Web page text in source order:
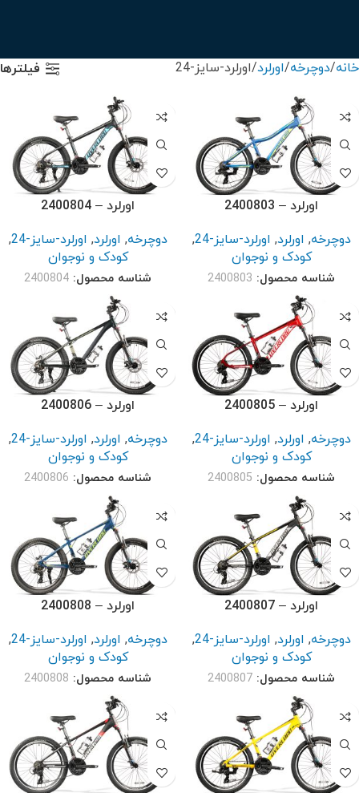
خانه دوچرخه اورلرد اورلرد-سایز-24 فیلترها
اورلرد – 2400803
دوچرخه, اورلرد, اورلرد-سایز-24
,
کودک و نوجوان
شناسه محصول: 2400803
اورلرد – 2400804
دوچرخه, اورلرد, اورلرد-سایز-24
,
کودک و نوجوان
شناسه محصول: 2400804
اورلرد – 2400805
دوچرخه, اورلرد, اورلرد-سایز-24
,
کودک و نوجوان
شناسه محصول: 2400805
اورلرد – 2400806
دوچرخه, اورلرد, اورلرد-سایز-24
,
کودک و نوجوان
شناسه محصول: 2400806
اورلرد – 2400807
دوچرخه, اورلرد, اورلرد-سایز-24
,
کودک و نوجوان
شناسه محصول: 2400807
اورلرد – 2400808
دوچرخه, اورلرد, اورلرد-سایز-24
,
کودک و نوجوان
شناسه محصول: 2400808